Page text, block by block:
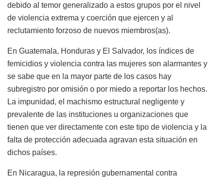
debido al temor generalizado a estos grupos por el nivel
de violencia extrema y coerción que ejercen y al
reclutamiento forzoso de nuevos miembros(as).
En Guatemala, Honduras y El Salvador, los índices de
femicidios y violencia contra las mujeres son alarmantes y
se sabe que en la mayor parte de los casos hay
subregistro por omisión o por miedo a reportar los hechos.
La impunidad, el machismo estructural negligente y
prevalente de las instituciones u organizaciones que
tienen que ver directamente con este tipo de violencia y la
falta de protección adecuada agravan esta situación en
dichos países.
En Nicaragua, la represión gubernamental contra